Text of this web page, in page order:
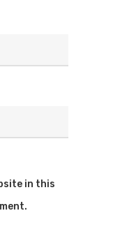
in this